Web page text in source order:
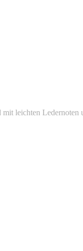
leichten Ledernoten